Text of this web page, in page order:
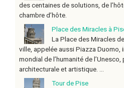
des centaines de solutions, de
chambre d’hôte.
Place des Miracles à
La Place des Miracles
ville, appelée aussi Piazza Duomo,
mondial de l’humanité de
architecturale et artistique. ...
Tour de Pise